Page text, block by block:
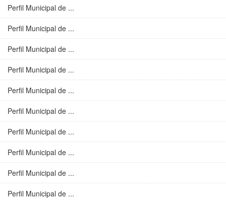
Perfil Municipal de ...
Perfil Municipal de ...
Perfil Municipal de ...
Perfil Municipal de ...
Perfil Municipal de ...
Perfil Municipal de ...
Perfil Municipal de ...
Perfil Municipal de ...
Perfil Municipal de ...
Perfil Municipal de ...